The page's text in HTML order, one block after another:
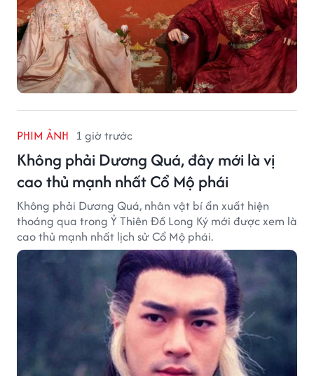
PHIM ẢNH 1 giờ trước
Không phải Dương Quá, đây mới là vị
cao thủ mạnh nhất Cổ Mộ phái
Không phải Dương Quá, nhân vật bí ẩn xuất hiện
thoáng qua trong Ỷ Thiên Đồ Long Ký mới được xem là
cao thủ mạnh nhất lịch sử Cổ Mộ phái.